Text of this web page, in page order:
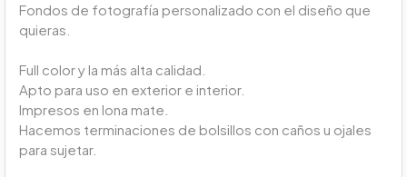
Fondos de fotografía personalizado con el diseño que
quieras.
Full color y la más alta calidad.
Apto para uso en exterior e interior.
Impresos en lona mate.
Hacemos terminaciones de bolsillos con caños u ojales
para sujetar.